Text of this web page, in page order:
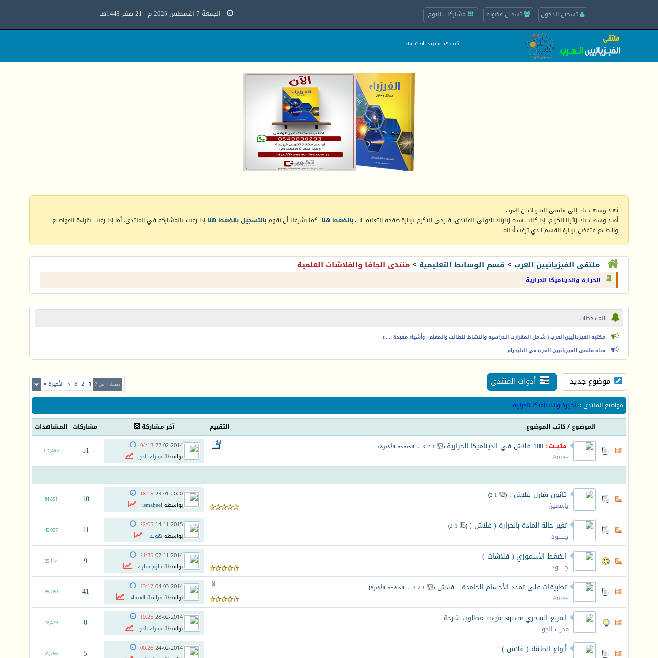
تسجيل الدخول تسجيل عضوية مشاركات اليوم الجمعة 7 اغسطس 2026 م - 21 صفر 1448هـ
أهلا وسهلا بك إلى ملتقى الفيزيائيين العرب.
أهلا وسهلا بك زائرنا الكريم، إذا كانت هذه زيارتك الأولى للمنتدى، فيرجى التكرم بزيارة صفحة التعليمـــات، بالضغط هنا. كما يشرفنا أن تقومبالتسجيل بالضغط هنا إذا رغبت بالمشاركة في المنتدى، أما إذا رغبت بقراءة المواضيع
والإطلاع فتفضل بزيارة القسم الذي ترغب أدناه.
ملتقى الفيزيائيين العرب > قسم الوسائط التعليمية >منتدى الجافا والفلاشات العلمية
الحرارة والديناميكا الحرارية
الملاحظات
مكتبة الفيزيائيين العرب ( شامل المقرارت الدراسية والنشاط للطالب والمعلم ، وأشياء مفيدة .....)
قناة ملتقى الفيزيائيين العرب في التليجرام
موضوع جديد أدوات المنتدى صفحة 1 من 7 1
2
3
> الأخيرة »
مواضيع المنتدى: الحرارة والديناميكا الحرارية
التقييم
الموضوع/كاتب الموضوع آخر مشاركة مشاركات المشاهدات
مثبــت: 100 فلاش في الديناميكا الحرارية (
1
2
3
... الصفحة الأخيرة)
Amee
22-02-2014
04:13
بواسطةمحرك الجو 51
171,493
قانون شارل فلاش . (
1
2
)
ياسمين
23-01-2020
18:15
بواسطةismaheel
10
84,851
تغير حالة المادة بالحرارة ( فلاش ) (
1
2
)
جـــــــود
14-11-2015
22:05
بواسطة هويدا 11
40,007
الضغط الأسموزي ( فلاشات )
جـــــــود
02-11-2014
21:35
بواسطةحازم مبارك 9
39,114
تطبيقات على تمدد الأجسام الجامدة - فلاش (
1
2
3
... الصفحة الأخيرة)
Amee
04-03-2014
23:17
بواسطةفراشة السماء 41
85,780
المربع السحري magic square مطلوب شرحة
محرك الجو
28-02-2014
19:25
بواسطةمحرك الجو 0
18,479
أنواع الطاقة ( فلاش ) 24-02-2014
00:26
5
21,756